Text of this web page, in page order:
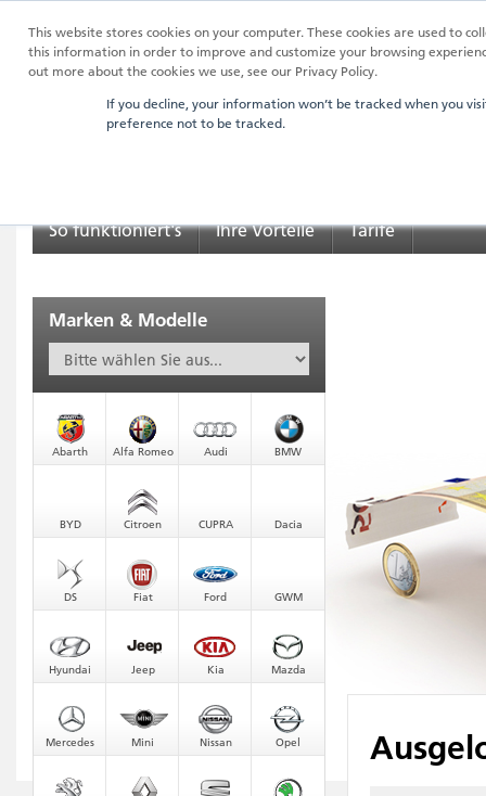
This website stores cookies on your computer. These cookies are used to
this information in order to improve and customize your browsing
out more about the cookies we use, see our Privacy Policy.
If you decline, your information won’t be tracked when you
preference not to be tracked.
So funktioniert's Ihre Vorteile Tarife
Marken & Modelle
Abarth Alfa Romeo Audi BMW
BYD Citroen CUPRA Dacia
DS Fiat Ford GWM
Hyundai Jeep Kia Mazda
Mercedes Mini Nissan Opel